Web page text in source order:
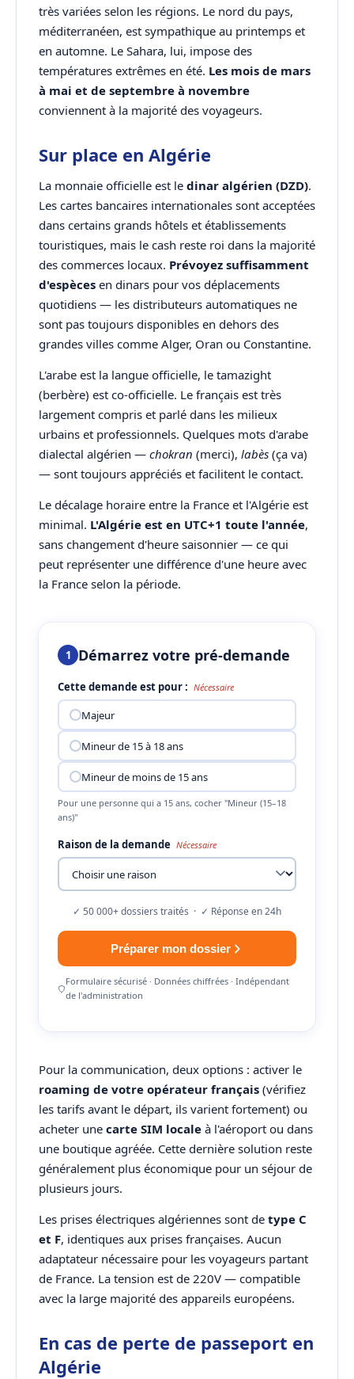
très variées selon les régions. Le nord du pays,
méditerranéen, est sympathique au printemps et
en automne. Le Sahara, lui, impose des
températures extrêmes en été. Les mois de mars
à mai et de septembre à novembre
conviennent à la majorité des voyageurs.
Sur place en Algérie
La monnaie officielle est le dinar algérien (DZD).
Les cartes bancaires internationales sont acceptées
dans certains grands hôtels et établissements
touristiques, mais le cash reste roi dans la majorité
des commerces locaux. Prévoyez suffisamment
d'espèces en dinars pour vos déplacements
quotidiens — les distributeurs automatiques ne
sont pas toujours disponibles en dehors des
grandes villes comme Alger, Oran ou Constantine.
L'arabe est la langue officielle, le tamazight
(berbère) est co-officielle. Le français est très
largement compris et parlé dans les milieux
urbains et professionnels. Quelques mots d'arabe
dialectal algérien — chokran (merci), labès (ça va)
— sont toujours appréciés et facilitent le contact.
Le décalage horaire entre la France et l'Algérie est
minimal. L'Algérie est en UTC+1 toute l'année,
sans changement d'heure saisonnier — ce qui
peut représenter une différence d'une heure avec
la France selon la période.
1 Démarrez votre pré-demande
Cette demande est pour : Nécessaire
Majeur
Mineur de 15 à 18 ans
Mineur de moins de 15 ans
Pour une personne qui a 15 ans, cocher "Mineur (15–18
ans)"
Raison de la demande Nécessaire
✓ 50 000+ dossiers traités · ✓ Réponse en 24h
Préparer mon dossier
Formulaire sécurisé · Données chiffrées · Indépendant
de l'administration
Pour la communication, deux options : activer le
roaming de votre opérateur français (vérifiez
les tarifs avant le départ, ils varient fortement) ou
acheter une carte SIM locale à l'aéroport ou dans
une boutique agréée. Cette dernière solution reste
généralement plus économique pour un séjour de
plusieurs jours.
Les prises électriques algériennes sont de type C
et F, identiques aux prises françaises. Aucun
adaptateur nécessaire pour les voyageurs partant
de France. La tension est de 220V — compatible
avec la large majorité des appareils européens.
En cas de perte de passeport en
Algérie